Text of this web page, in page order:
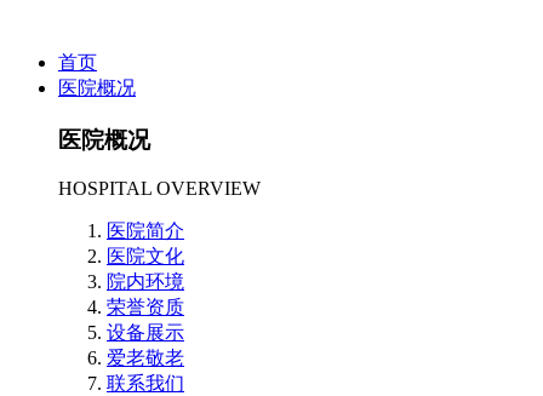
首页
医院概况
医院概况
HOSPITAL OVERVIEW
医院简介
医院文化
院内环境
荣誉资质
设备展示
爱老敬老
联系我们